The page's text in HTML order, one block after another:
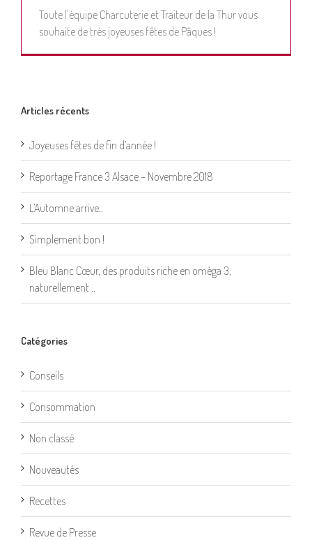
Toute l'équipe Charcuterie et Traiteur de la Thur vous
souhaite de très joyeuses fêtes de Pâques !
Articles récents
Joyeuses fêtes de fin d’année !
Reportage France 3 Alsace – Novembre 2018
L’Automne arrive..
Simplement bon !
Bleu Blanc Cœur, des produits riche en oméga 3,
naturellement ..
Catégories
Conseils
Consommation
Non classé
Nouveautés
Recettes
Revue de Presse